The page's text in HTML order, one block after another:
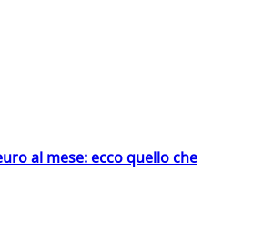
al mese: ecco quello che